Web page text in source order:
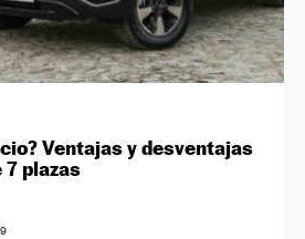
Ventajas y desventajas
7 plazas